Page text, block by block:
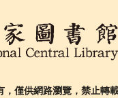
，僅供網路瀏覽，禁止轉